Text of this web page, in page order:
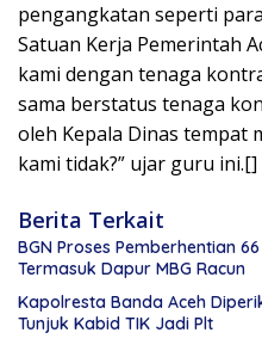
pengangkatan seperti
Satuan Kerja Pemerintah
kami dengan tenaga
sama berstatus tenaga
oleh Kepala Dinas tempat
kami tidak?” ujar guru ini.[]
Berita Terkait
BGN Proses Pemberhentian
Termasuk Dapur MBG Racun
Kapolresta Banda Aceh
Tunjuk Kabid TIK Jadi Plt